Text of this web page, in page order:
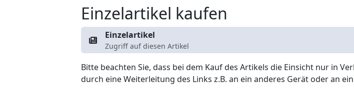
Einzelartikel kaufen
Einzelartikel
Zugriff auf diesen Artikel
Bitte beachten Sie, dass bei dem Kauf des Artikels die Einsicht nur in
durch eine Weiterleitung des Links z.B. an ein anderes Gerät oder an